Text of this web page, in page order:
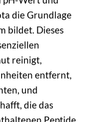
die Grundlage
bildet. Dieses
reinigt,
entfernt,
und
die das
Peptide